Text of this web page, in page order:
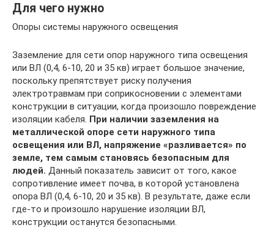
Для чего нужно
Опоры системы наружного освещения
Заземление для сети опор наружного типа освещения
или ВЛ (0,4, 6-10, 20 и 35 кв) играет большое значение,
поскольку препятствует риску получения
электротравмам при соприкосновении с элементами
конструкции в ситуации, когда произошло повреждение
изоляции кабеля. При наличии заземления на
металлической опоре сети наружного типа
освещения или ВЛ, напряжение «разливается» по
земле, тем самым становясь безопасным для
людей. Данный показатель зависит от того, какое
сопротивление имеет почва, в которой установлена
опора ВЛ (0,4, 6-10, 20 и 35 кв). В результате, даже если
где-то и произошло нарушение изоляции ВЛ,
конструкции останутся безопасными.